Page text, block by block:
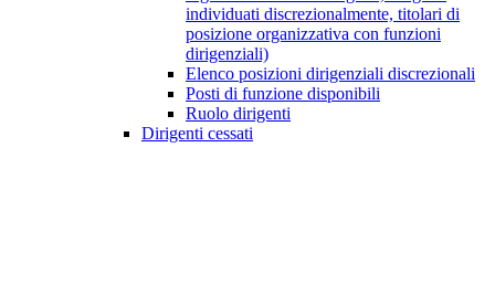
individuati discrezionalmente, titolari di
posizione organizzativa con funzioni
dirigenziali)
Elenco posizioni dirigenziali discrezionali
Posti di funzione disponibili
Ruolo dirigenti
Dirigenti cessati